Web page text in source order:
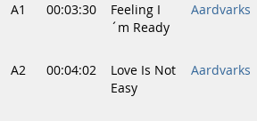
A1
00:03:30
Feeling I
´m Ready
Aardvarks
A2
00:04:02
Love Is Not
Easy
Aardvarks